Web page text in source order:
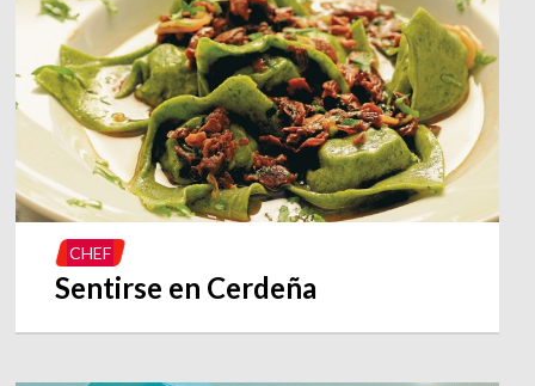
CHEF
Sentirse en Cerdeña